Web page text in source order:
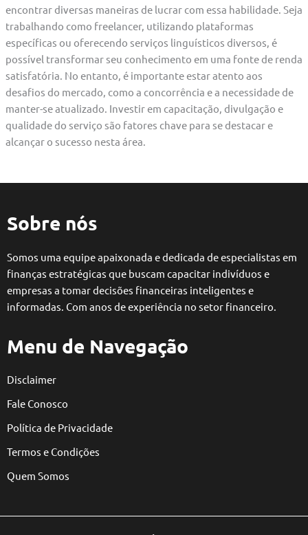
encontrar diversas maneiras de lucrar com essa habilidade. Seja
trabalhando como freelancer, utilizando plataformas
específicas ou oferecendo serviços linguísticos diversos, é
possível transformar seu conhecimento em uma fonte de renda
satisfatória. No entanto, é importante estar atento aos
desafios do mercado, como a concorrência e a necessidade de
manter-se atualizado. Investir em capacitação, divulgação e
qualidade do serviço são fatores chave para se destacar e
alcançar o sucesso nesta área.
Sobre nós
Somos uma equipe apaixonada e dedicada de especialistas em
finanças estratégicas que buscam capacitar indivíduos e
empresas a tomar decisões financeiras inteligentes e
informadas. Com anos de experiência no setor financeiro.
Menu de Navegação
Disclaimer
Fale Conosco
Política de Privacidade
Termos e Condições
Quem Somos